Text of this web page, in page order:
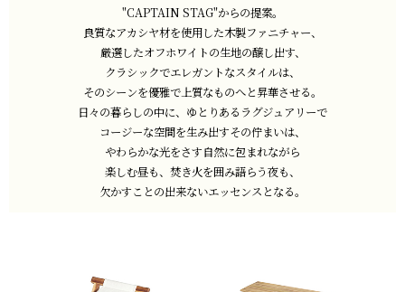
"CAPTAIN STAG"からの提案。
良質なアカシヤ材を使用した木製ファニチャー、
厳選したオフホワイトの生地の醸し出す、
クラシックでエレガントなスタイルは、
そのシーンを優雅で上質なものへと昇華させる。
日々の暮らしの中に、ゆとりあるラグジュアリーで
コージーな空間を生み出すその佇まいは、
やわらかな光をさす自然に包まれながら
楽しむ昼も、焚き火を囲み語らう夜も、
欠かすことの出来ないエッセンスとなる。